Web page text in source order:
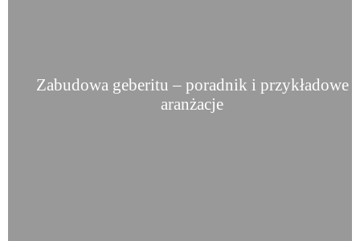
Zabudowa geberitu – poradnik i przykładowe
aranżacje